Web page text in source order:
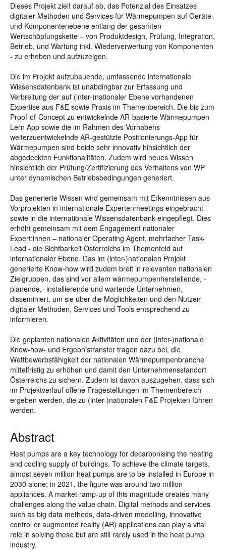
Dieses Projekt zielt darauf ab, das Potenzial des Einsatzes
digitaler Methoden und Services für Wärmepumpen auf Geräte-
und Komponentenebene entlang der gesamten
Wertschöpfungskette – von Produktdesign, Prüfung, Integration,
Betrieb, und Wartung inkl. Wiederverwertung von Komponenten
- zu erheben und aufzuzeigen.
Die im Projekt aufzubauende, umfassende internationale
Wissensdatenbank ist unabdingbar zur Erfassung und
Verbreitung der auf (inter-)nationaler Ebene vorhandenen
Expertise aus F&E sowie Praxis im Themenbereich. Die bis zum
Proof-of-Concept zu entwickelnde AR-basierte Wärmepumpen
Lern App sowie die im Rahmen des Vorhabens
weiterzuentwickelnde AR-gestützte Positionierungs-App für
Wärmepumpen sind beide sehr innovativ hinsichtlich der
abgedeckten Funktionalitäten. Zudem wird neues Wissen
hinsichtlich der Prüfung/Zertifizierung des Verhaltens von WP
unter dynamischen Betriebsbedingungen generiert.
Das generierte Wissen wird gemeinsam mit Erkenntnissen aus
Vorprojekten in internationale Expertenmeetings eingebracht
sowie in die internationale Wissensdatenbank eingepflegt. Dies
erhöht gemeinsam mit dem Engagement nationaler
Expert:innen – nationaler Operating Agent, mehrfacher Task-
Lead - die Sichtbarkeit Österreichs im Themenfeld auf
internationaler Ebene. Das im (inter-)nationalen Projekt
generierte Know-how wird zudem breit in relevanten nationalen
Zielgruppen, das sind vor allem wärmepumpenherstellende, -
planende,- installierende und wartende Unternehmen,
disseminiert, um sie über die Möglichkeiten und den Nutzen
digitaler Methoden, Services und Tools entsprechend zu
informieren.
Die geplanten nationalen Aktivitäten und der (inter-)nationale
Know-how- und Ergebnistransfer tragen dazu bei, die
Wettbewerbsfähigkeit der nationalen Wärmepumpenbranche
mittelfristig zu erhöhen und damit den Unternehmensstandort
Österreichs zu sichern. Zudem ist davon auszugehen, dass sich
im Projektverlauf offene Fragestellungen im Themenbereich
ergeben werden, die zu (inter-)nationalen F&E Projekten führen
werden.
Abstract
Heat pumps are a key technology for decarbonising the heating
and cooling supply of buildings. To achieve the climate targets,
almost seven million heat pumps are to be installed in Europe in
2030 alone; in 2021, the figure was around two million
appliances. A market ramp-up of this magnitude creates many
challenges along the value chain. Digital methods and services
such as big data methods, data-driven modelling, innovative
control or augmented reality (AR) applications can play a vital
role in solving these but are still rarely used in the heat pump
industry.